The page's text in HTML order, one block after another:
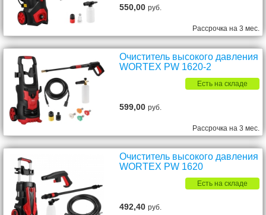
550,00руб.
Рассрочка на 3 мес.
Очиститель высокого давления
WORTEX PW 1620-2
Есть на складе
599,00руб.
Рассрочка на 3 мес.
Очиститель высокого давления
WORTEX PW 1620
Есть на складе
492,40руб.